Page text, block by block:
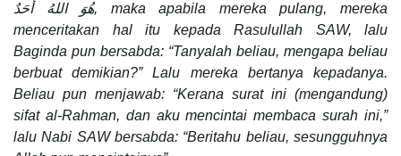
هُوَ اللهُ أَحَدٌ, maka apabila mereka pulang, mereka
menceritakan hal itu kepada Rasulullah SAW, lalu
Baginda pun bersabda: “Tanyalah beliau, mengapa beliau
berbuat demikian?” Lalu mereka bertanya kepadanya.
Beliau pun menjawab: “Kerana surat ini (mengandung)
sifat al-Rahman, dan aku mencintai membaca surah ini,”
lalu Nabi SAW bersabda: “Beritahu beliau, sesungguhnya